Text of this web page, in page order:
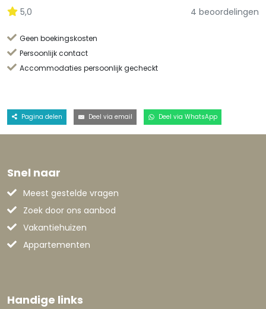
5,0 4 beoordelingen
Geen boekingskosten
Persoonlijk contact
Accommodaties persoonlijk gecheckt
Pagina delen Deel via email Deel via WhatsApp
Snel naar
Meest gestelde vragen
Zoek door ons aanbod
Vakantiehuizen
Appartementen
Handige links